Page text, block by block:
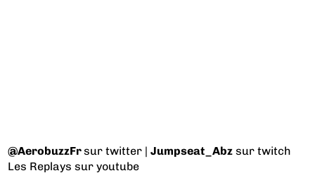
@AerobuzzFrsur twitter |Jumpseat_Abz sur twitch
Les Replays sur youtube